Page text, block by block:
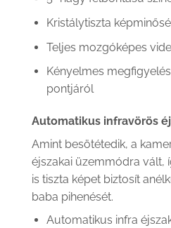
Kristálytiszta
Teljes mozgóképes
Kényelmes
pontjáról
Automatikus infravörös
Amint besötétedik, a
éjszakai üzemmódra vált,
is tiszta képet biztosít
baba pihenését.
Automatikus infra